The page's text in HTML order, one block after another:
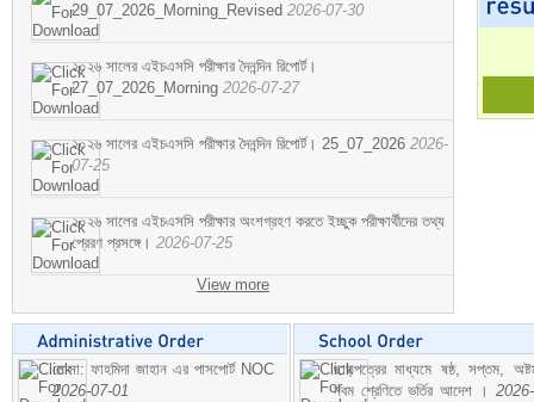
29_07_2026_Morning_Revised 2026-07-30
২০২৬ সালের এইচএসসি পরীক্ষার দৈনন্দিন রিপোর্ট।
27_07_2026_Morning 2026-07-27
২০২৬ সালের এইচএসসি পরীক্ষার দৈনন্দিন রিপোর্ট। 25_07_2026 2026-
07-25
২০২৬ সালের এইচএসসি পরীক্ষার অংশগ্রহণ করতে ইচ্ছুক পরীক্ষার্থীদের তথ্য
প্রেরণ প্রসঙ্গে। 2026-07-25
View more
মোসা: ফাহমিদা জাহান এর পাসপোর্ট NOC
2026-07-01
ছাড়পত্রের মাধ্যমে ষষ্ঠ, সপ্তম,
নবম শ্রেণিতে ভর্তির আদেশ ।